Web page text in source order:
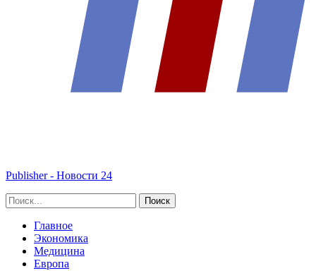
Publisher - Новости 24
Главное
Экономика
Медицина
Европа